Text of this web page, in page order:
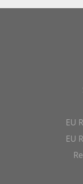
EU
EU